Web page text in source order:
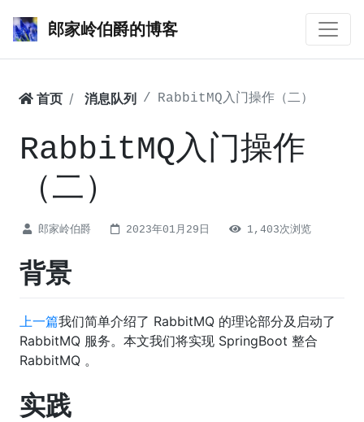
郎家岭伯爵的博客
首页 消息队列 RabbitMQ入门操作（二）
RabbitMQ入门操作
（二）
郎家岭伯爵 2023年01月29日 1,403次浏览
背景
上一篇我们简单介绍了 RabbitMQ 的理论部分及启动了
RabbitMQ 服务。本文我们将实现 SpringBoot 整合
RabbitMQ 。
实践